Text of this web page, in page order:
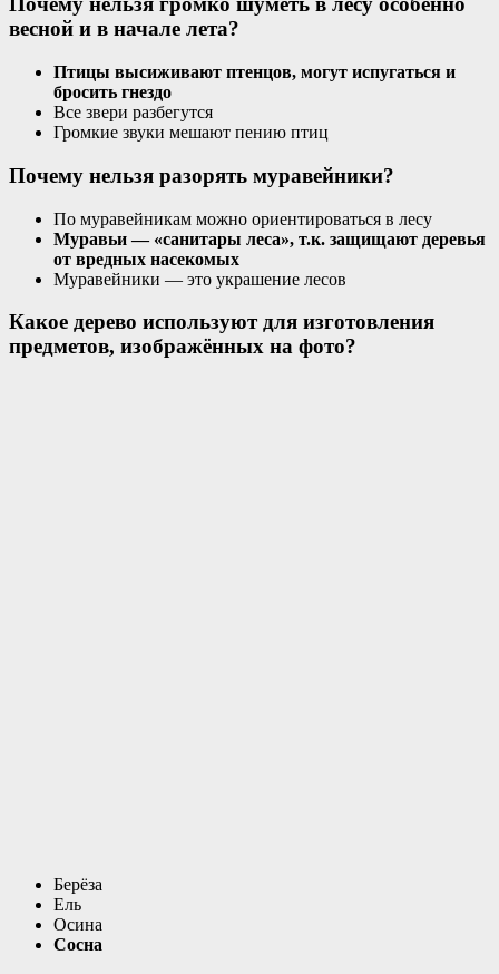
весной и в начале лета?
Птицы высиживают птенцов, могут испугаться и
бросить гнездо
Все звери разбегутся
Громкие звуки мешают пению птиц
Почему нельзя разорять муравейники?
По муравейникам можно ориентироваться в лесу
Муравьи — «санитары леса», т.к. защищают деревья
от вредных насекомых
Муравейники — это украшение лесов
Какое дерево используют для изготовления
предметов, изображённых на фото?
Берёза
Ель
Осина
Сосна